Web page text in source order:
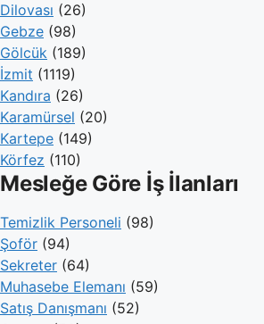
Dilovası (26)
Gebze (98)
Gölcük (189)
İzmit (1119)
Kandıra (26)
Karamürsel (20)
Kartepe (149)
Körfez (110)
Mesleğe Göre İş İlanları
Temizlik Personeli (98)
Şoför (94)
Sekreter (64)
Muhasebe Elemanı (59)
Satış Danışmanı (52)